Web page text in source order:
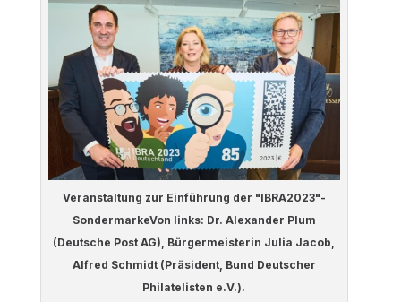
Veranstaltung zur Einführung der "IBRA2023"-
SondermarkeVon links: Dr. Alexander Plum
(Deutsche Post AG), Bürgermeisterin Julia Jacob,
Alfred Schmidt (Präsident, Bund Deutscher
Philatelisten e.V.).